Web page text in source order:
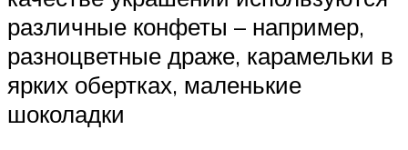
различные конфеты – например,
разноцветные драже, карамельки в
ярких обертках, маленькие
шоколадки